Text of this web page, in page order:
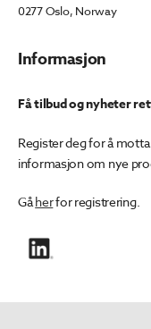
Informasjon
0277 Oslo, Norway
Få tilbud og nyheter
Register deg for å
informasjon om nye
Gåherfor registrering.